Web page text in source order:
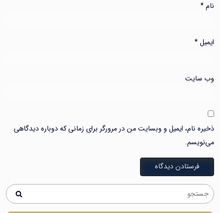
نام*
ایمیل*
وب‌ سایت
ذخیره نام، ایمیل و وبسایت من در مرورگر برای زمانی که دوباره دیدگاهی
می‌نویسم.